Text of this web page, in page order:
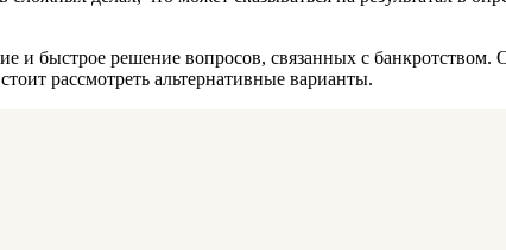
и быстрое решение вопросов, связанных с
рассмотреть альтернативные варианты.